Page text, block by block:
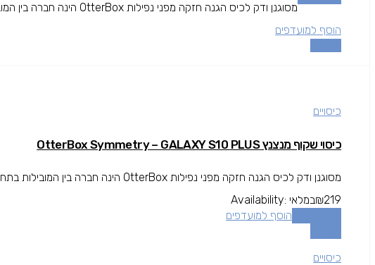
מסוגנן ודק לכיס הגנה חזקה מפני נפילות OtterBox הינה חברה בין המובילות בתחום המגן עולה מעל גובה המסך להגנה מרבית.
הוסף למועדפים
כיסויים
כיסוי שקוף מנצנץ OtterBox Symmetry – GALAXY S10 PLUS
מסוגנן ודק לכיס הגנה חזקה מפני נפילות OtterBox הינה חברה בין המובילות בתחום המגן עולה מעל גובה המסך להגנה מרבית.
₪219
Availability: במלאי
הוסף למועדפים
כיסויים